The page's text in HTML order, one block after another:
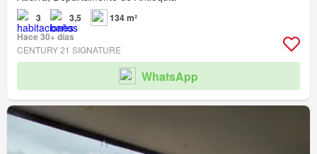
3 3,5
134 m²
Hace 30+ días
CENTURY 21 SIGNATURE
WhatsApp